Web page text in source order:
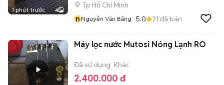
1 phút trước 4
Tp Hồ Chí Minh
nNguyễn Văn Bằng 5.0 21 đã bán
Máy lọc nước Mutosi Nóng Lạnh RO
Đã sử dụng Khác
2.400.000 đ